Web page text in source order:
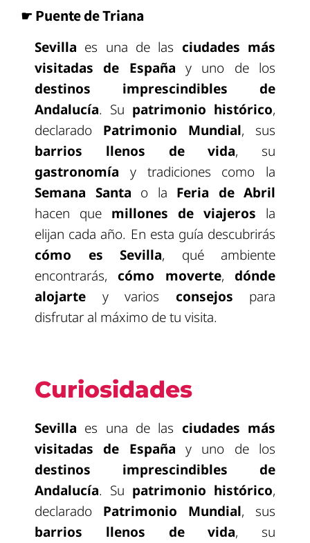
☛ Puente de Triana
Sevilla es una de las ciudades más
visitadas de España y uno de los
destinos imprescindibles de
Andalucía. Su patrimonio histórico,
declarado Patrimonio Mundial, sus
barrios llenos de vida, su
gastronomía y tradiciones como la
Semana Santa o la Feria de Abril
hacen que millones de viajeros la
elijan cada año. En esta guía descubrirás
cómo es Sevilla, qué ambiente
encontrarás, cómo moverte, dónde
alojarte y varios consejos para
disfrutar al máximo de tu visita.
Curiosidades
Sevilla es una de las ciudades más
visitadas de España y uno de los
destinos imprescindibles de
Andalucía. Su patrimonio histórico,
declarado Patrimonio Mundial, sus
barrios llenos de vida, su